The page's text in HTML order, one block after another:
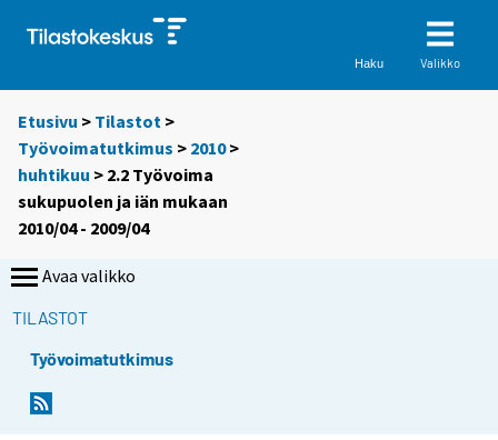
Haku Valikko
Etusivu > Tilastot >
Työvoimatutkimus > 2010>
huhtikuu > 2.2 Työvoima
sukupuolen ja iän mukaan
2010/04 - 2009/04
Avaa valikko
TILASTOT
Työvoimatutkimus